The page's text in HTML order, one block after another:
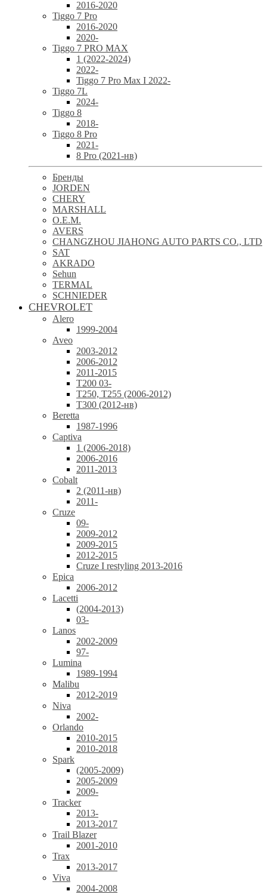
2016-2020
Tiggo 7 Pro
2016-2020
2020-
Tiggo 7 PRO MAX
1 (2022-2024)
2022-
Tiggo 7 Pro Max I 2022-
Tiggo 7L
2024-
Tiggo 8
2018-
Tiggo 8 Pro
2021-
8 Pro (2021-нв)
Бренды
JORDEN
CHERY
MARSHALL
O.E.M.
AVERS
CHANGZHOU JIAHONG AUTO PARTS CO., LTD
SAT
AKRADO
Sehun
TERMAL
SCHNIEDER
CHEVROLET
Alero
1999-2004
Aveo
2003-2012
2006-2012
2011-2015
T200 03-
T250, T255 (2006-2012)
T300 (2012-нв)
Beretta
1987-1996
Captiva
1 (2006-2018)
2006-2016
2011-2013
Cobalt
2 (2011-нв)
2011-
Cruze
09-
2009-2012
2009-2015
2012-2015
Cruze I restyling 2013-2016
Epica
2006-2012
Lacetti
(2004-2013)
03-
Lanos
2002-2009
97-
Lumina
1989-1994
Malibu
2012-2019
Niva
2002-
Orlando
2010-2015
2010-2018
Spark
(2005-2009)
2005-2009
2009-
Tracker
2013-
2013-2017
Trail Blazer
2001-2010
Trax
2013-2017
Viva
2004-2008